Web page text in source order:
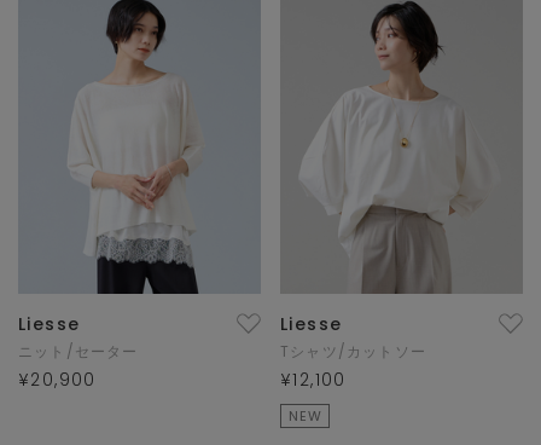
Liesse
ニット/セーター
¥20,900
Liesse
Tシャツ/カットソー
¥12,100
NEW